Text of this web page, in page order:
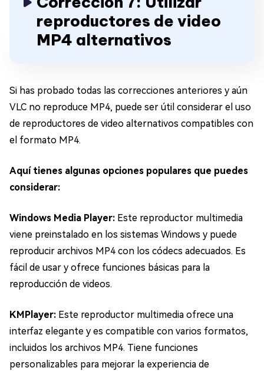
reproductores de video
MP4 alternativos
Si has probado todas las correcciones anteriores y aún
VLC no reproduce MP4, puede ser útil considerar el uso
de reproductores de video alternativos compatibles con
el formato MP4.
Aquí tienes algunas opciones populares que puedes
considerar:
Windows Media Player: Este reproductor multimedia
viene preinstalado en los sistemas Windows y puede
reproducir archivos MP4 con los códecs adecuados. Es
fácil de usar y ofrece funciones básicas para la
reproducción de videos.
KMPlayer: Este reproductor multimedia ofrece una
interfaz elegante y es compatible con varios formatos,
incluidos los archivos MP4. Tiene funciones
personalizables para mejorar la experiencia de